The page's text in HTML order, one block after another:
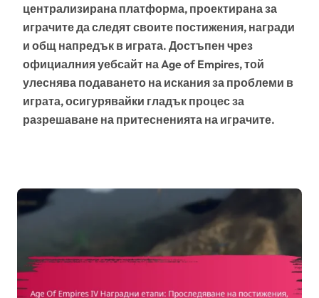
централизирана платформа, проектирана за
играчите да следят своите постижения, награди
и общ напредък в играта. Достъпен чрез
официалния уебсайт на Age of Empires, той
улеснява подаването на искания за проблеми в
играта, осигурявайки гладък процес за
разрешаване на притесненията на играчите.